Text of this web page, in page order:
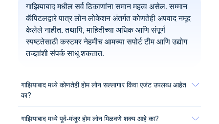
गाझियाबाद मधील सर्व ठिकाणांना समान महत्व असेल. सम्मान
कॅपिटलद्वारे पात्र लोन लोकेशन अंतर्गत कोणतेही अपवाद नमूद
केलेले नाहीत. तथापि, माहितीच्या अधिक आणि संपूर्ण
स्पष्टतेसाठी कस्टमर नेहमीच आमच्या सपोर्ट टीम आणि उद्योग
तज्ज्ञांशी संपर्क साधू शकतात.
गाझियाबाद मध्ये कोणतेही होम लोन सल्लागार किंवा एजंट उपलब्ध आहेत
का?
गाझियाबाद मध्ये पूर्व-मंजूर होम लोन मिळवणे शक्य आहे का?